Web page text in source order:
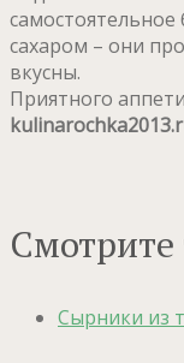
сахаром – они
вкусны.
Приятного
Смотрите
Сырники из